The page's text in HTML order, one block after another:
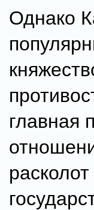
Однако
главная